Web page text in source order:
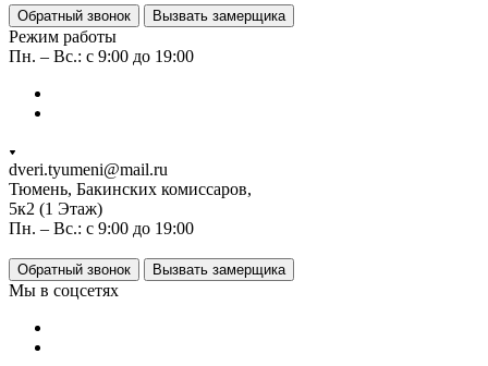
Обратный звонок Вызвать замерщика
Режим работы
Пн. – Вс.: с 9:00 до 19:00
dveri.tyumeni@mail.ru
Тюмень, Бакинских комиссаров,
5к2 (1 Этаж)
Пн. – Вс.: с 9:00 до 19:00
Обратный звонок Вызвать замерщика
Мы в соцсетях